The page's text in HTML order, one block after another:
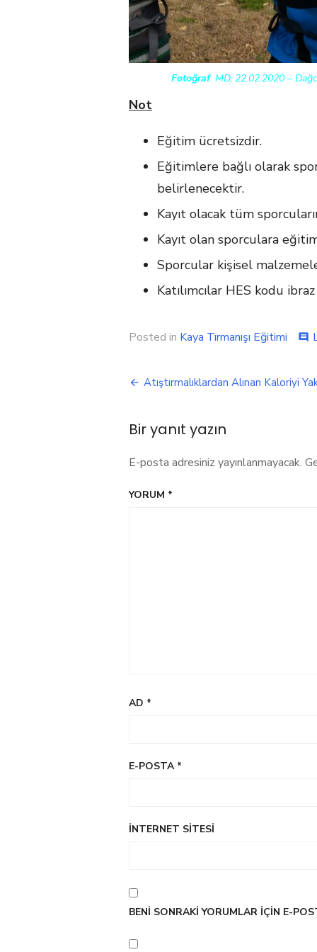
Fotoğraf: MD, 22.02.2020 –
Not
Eğitim ücretsizdir.
Eğitimlere bağlı olarak
belirlenecektir.
Kayıt olacak tüm
Kayıt olan sporculara
Sporcular kişisel
Katılımcılar HES kodu
Posted in Kaya Tırmanışı Eğitimi comment
Yazı
Atıştırmalıklardan Alınan Kaloriyi
Bir yanıt yazın
E-posta adresiniz yayınlanmayacak.
YORUM *
AD *
E-POSTA *
İNTERNET SITESI
BENI SONRAKI YORUMLAR IÇIN E-